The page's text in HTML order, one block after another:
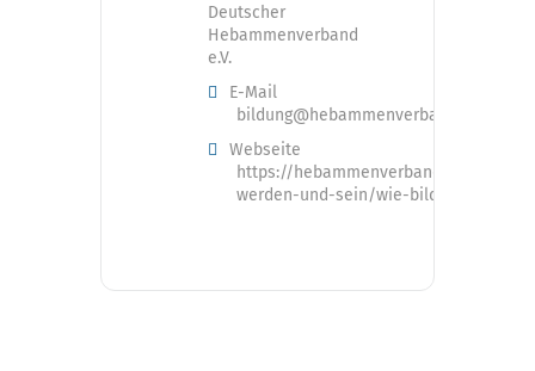
Deutscher
Hebammenverband
e.V.
E-Mail
bildung@hebammenverband.de
Webseite
https://hebammenverband.de/
werden-und-sein/wie-bilde-ich-mich-